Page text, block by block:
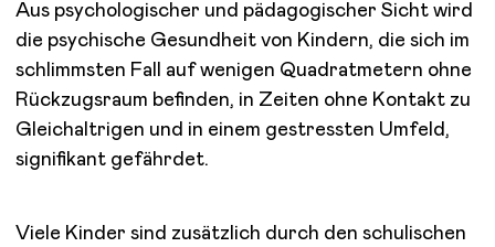
Aus psychologischer und pädagogischer Sicht wird
die psychische Gesundheit von Kindern, die sich im
schlimmsten Fall auf wenigen Quadratmetern ohne
Rückzugsraum befinden, in Zeiten ohne Kontakt zu
Gleichaltrigen und in einem gestressten Umfeld,
signifikant gefährdet.
Viele Kinder sind zusätzlich durch den schulischen